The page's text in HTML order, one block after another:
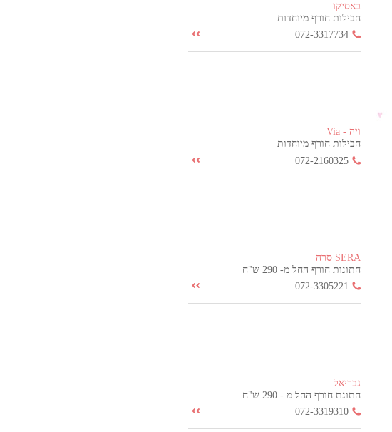
באסיקו
חבילות חורף מיוחדות
072-3317734
ויה - Via
חבילות חורף מיוחדות
072-2160325
SERA סרה
חתונות חורף החל מ- 290 ש"ח
072-3305221
גבריאל
חתונת חורף החל מ - 290 ש"ח
072-3319310